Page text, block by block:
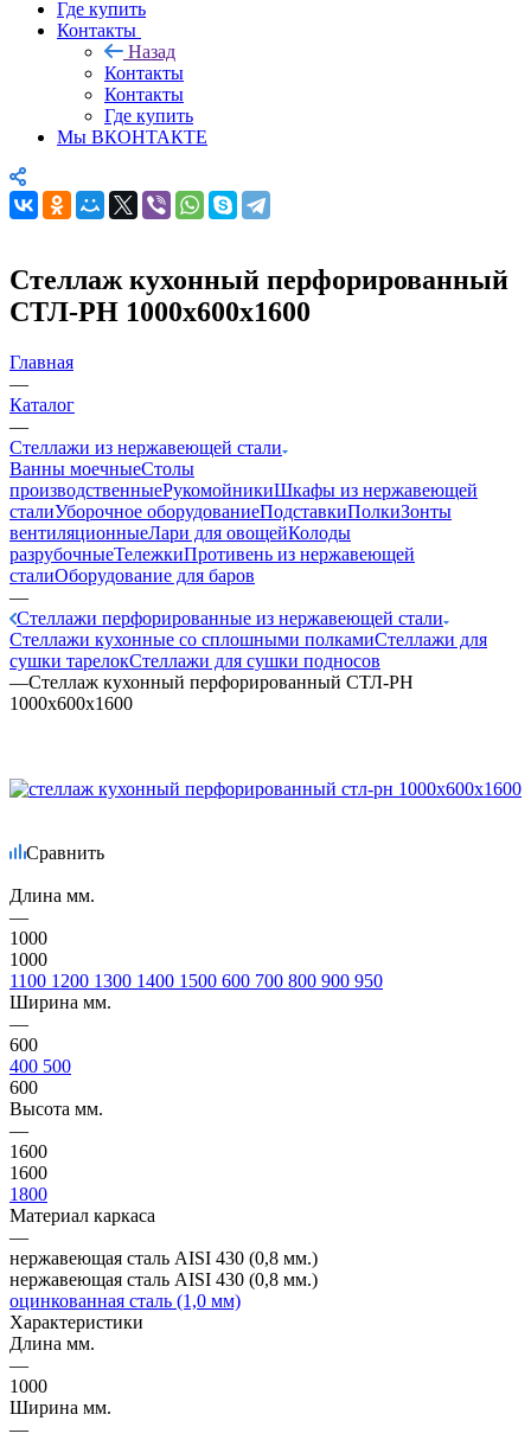
Где купить
Контакты
Назад
Контакты
Контакты
Где купить
Мы ВКОНТАКТЕ
Стеллаж кухонный перфорированный
СТЛ-РН 1000х600х1600
Главная
—
Каталог
—
Стеллажи из нержавеющей стали
Ванны моечныеСтолы
производственныеРукомойникиШкафы из нержавеющей
сталиУборочное оборудованиеПодставкиПолкиЗонты
вентиляционныеЛари для овощейКолоды
разрубочныеТележкиПротивень из нержавеющей
сталиОборудование для баров
—
Стеллажи перфорированные из нержавеющей стали
Стеллажи кухонные со сплошными полкамиСтеллажи для
сушки тарелокСтеллажи для сушки подносов
—Стеллаж кухонный перфорированный СТЛ-РН
1000х600х1600
Сравнить
Длина мм.
—
1000
1000
1100 1200 1300 1400 1500 600 700 800 900 950
Ширина мм.
—
600
400 500
600
Высота мм.
—
1600
1600
1800
Материал каркаса
—
нержавеющая сталь AISI 430 (0,8 мм.)
нержавеющая сталь AISI 430 (0,8 мм.)
оцинкованная сталь (1,0 мм)
Характеристики
Длина мм.
—
1000
Ширина мм.
—